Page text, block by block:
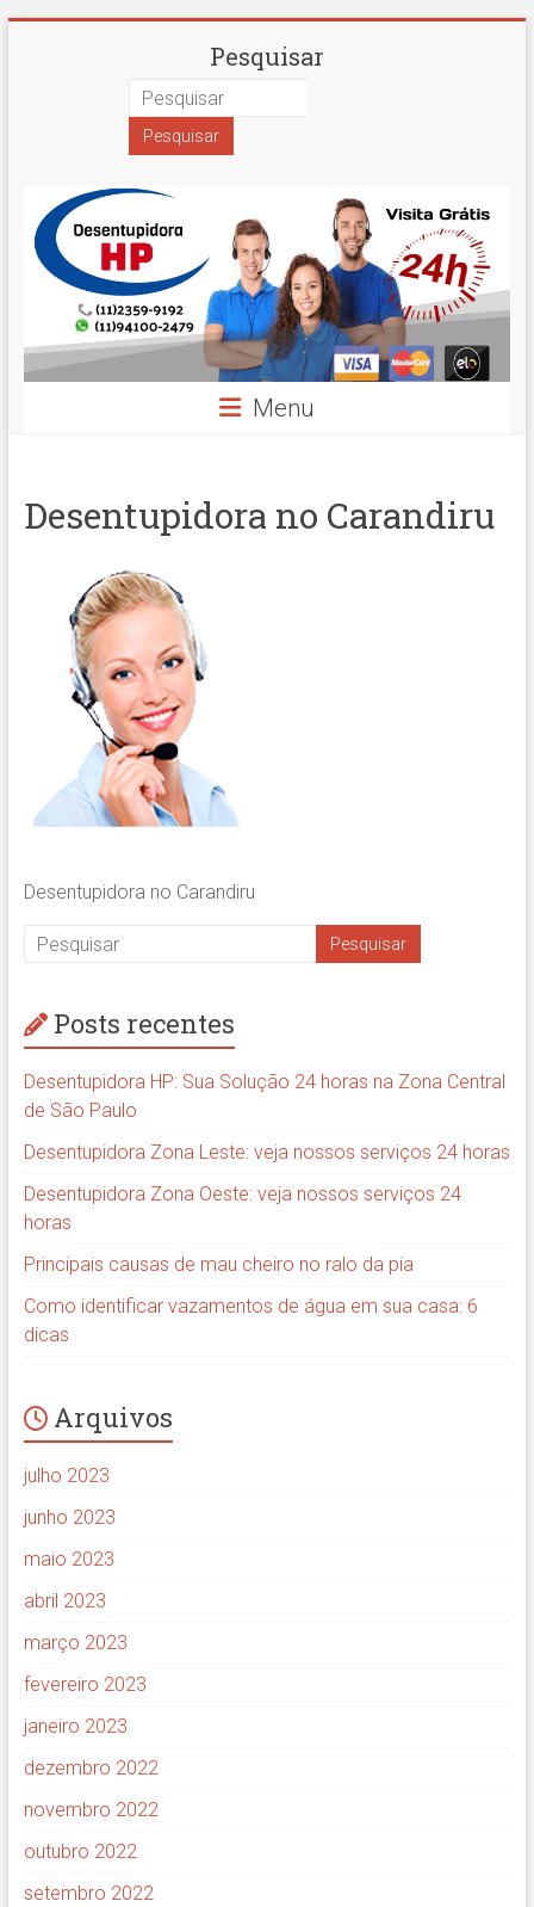
Desentupidora
Paulo
Hidro
Prime
Pesquisar
Menu
Desentupidora no Carandiru
Desentupidora no Carandiru
Posts recentes
Desentupidora HP: Sua Solução 24 horas na Zona Central
de São Paulo
Desentupidora Zona Leste: veja nossos serviços 24 horas
Desentupidora Zona Oeste: veja nossos serviços 24
horas
Principais causas de mau cheiro no ralo da pia
Como identificar vazamentos de água em sua casa: 6
dicas
Arquivos
julho 2023
junho 2023
maio 2023
abril 2023
março 2023
fevereiro 2023
janeiro 2023
dezembro 2022
novembro 2022
outubro 2022
setembro 2022